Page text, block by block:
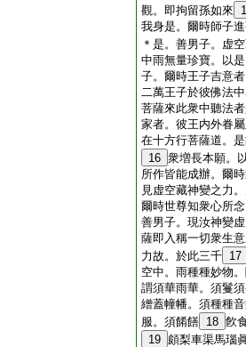
觀。即拘留孫如來
我身是。爾時師子
＊是。善男子。虚
中雨無量珍寶。以
子。爾時王子吉意
二萬王子於彼佛法
菩薩來此衆中聽法
家者。彼王内外眷
在十方行菩薩道。
16 衆増長本願。
所作皆能成辦。爾
見虚空藏神變之力
爾時世尊知衆心所
善男子。現汝神變
薩即入稱一切衆生
力故。於此三千 17
空中。雨種種妙物
謂須華雨華。須鬘
繒蓋幢幡。須種種
服。須餚饍 18 飮
19 頗梨車渠馬瑙